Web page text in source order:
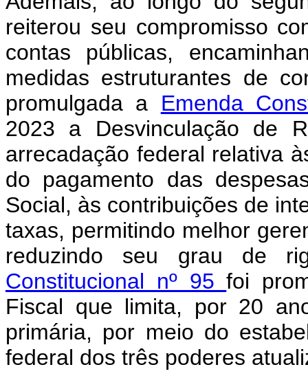
reiterou seu compromisso
contas públicas,
medidas estruturantes de
promulgada a Emenda
2023 a Desvinculação de
arrecadação federal relativa
do pagamento das
Social, às contribuições de
taxas, permitindo melhor
reduzindo seu grau de
Constitucional nº 95foi
Fiscal que limita, por 20
primária, por meio do
federal dos três poderes